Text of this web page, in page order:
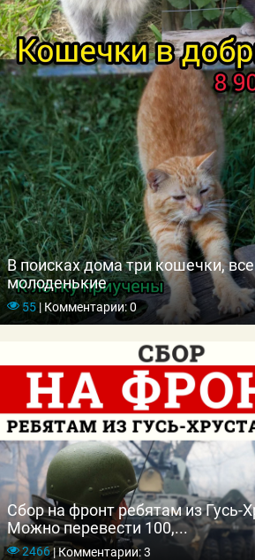
В поисках дома три кошечки,
молоденькие
55|Комментарии: 0
Сбор на фронт ребятам из Гусь-
Можно перевести 100,...
2466|Комментарии: 3